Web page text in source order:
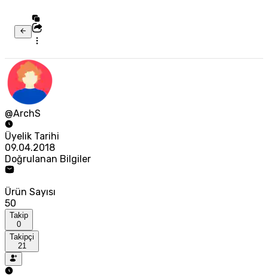
@ArchS
Üyelik Tarihi
09.04.2018
Doğrulanan Bilgiler
Ürün Sayısı
50
Takip
0
Takipçi
21